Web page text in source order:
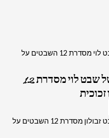
2744 – תמונה של של שבט לוי מסדרת 12